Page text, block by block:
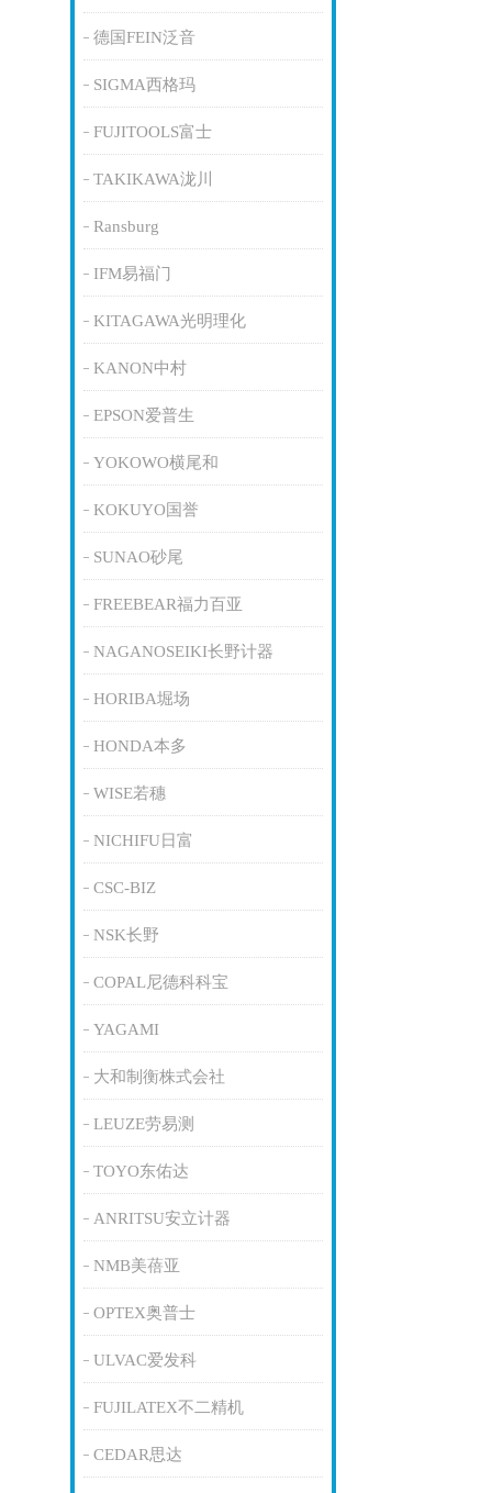
德国FEIN泛音
SIGMA西格玛
FUJITOOLS富士
TAKIKAWA泷川
Ransburg
IFM易福门
KITAGAWA光明理化
KANON中村
EPSON爱普生
YOKOWO横尾和
KOKUYO国誉
SUNAO砂尾
FREEBEAR福力百亚
NAGANOSEIKI长野计器
HORIBA堀场
HONDA本多
WISE若穗
NICHIFU日富
CSC-BIZ
NSK长野
COPAL尼德科科宝
YAGAMI
大和制衡株式会社
LEUZE劳易测
TOYO东佑达
ANRITSU安立计器
NMB美蓓亚
OPTEX奥普士
ULVAC爱发科
FUJILATEX不二精机
CEDAR思达